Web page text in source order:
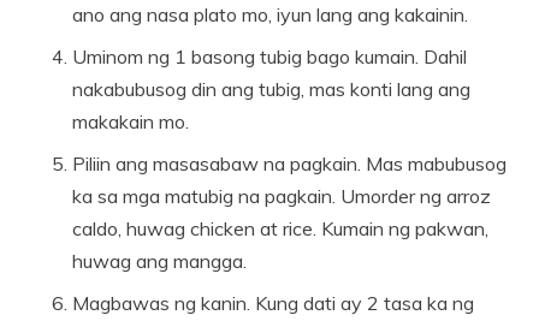
ano ang nasa plato mo, iyun lang ang kakainin.
Uminom ng 1 basong tubig bago kumain. Dahil
nakabubusog din ang tubig, mas konti lang ang
makakain mo.
Piliin ang masasabaw na pagkain. Mas mabubusog
ka sa mga matubig na pagkain. Umorder ng arroz
caldo, huwag chicken at rice. Kumain ng pakwan,
huwag ang mangga.
Magbawas ng kanin. Kung dati ay 2 tasa ka ng